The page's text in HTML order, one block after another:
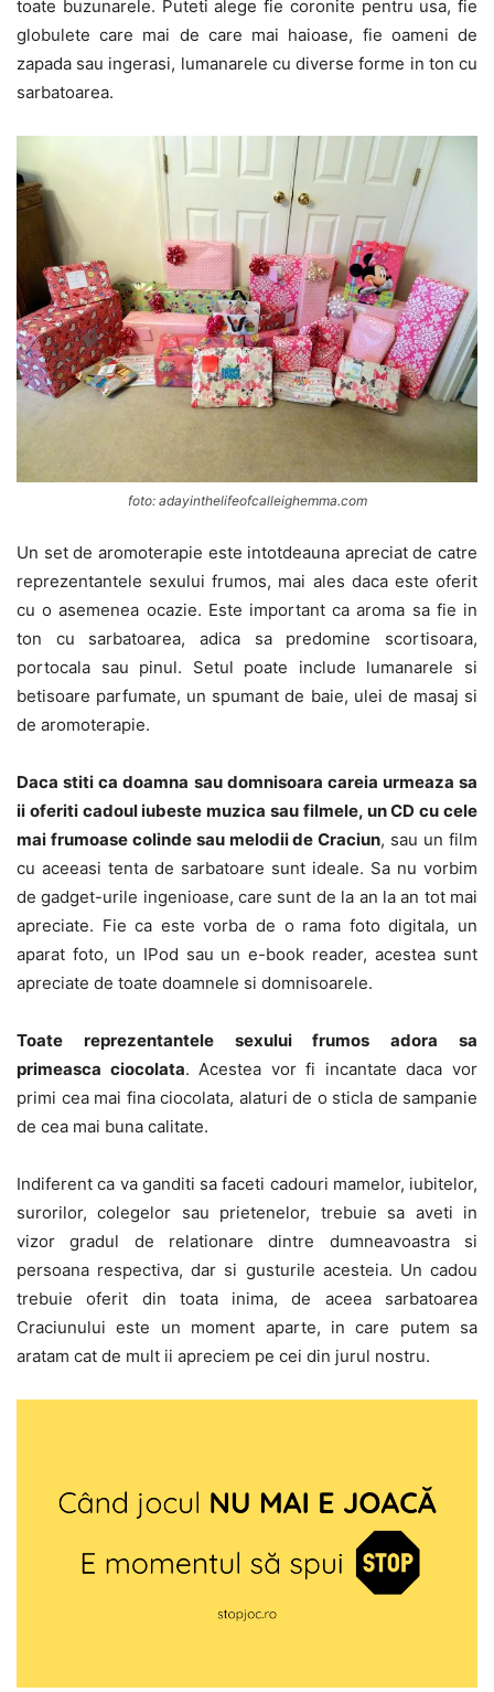
toate buzunarele. Puteti alege fie coronite pentru usa, fie
globulete care mai de care mai haioase, fie oameni de
zapada sau ingerasi, lumanarele cu diverse forme in ton cu
sarbatoarea.
foto: adayinthelifeofcalleighemma.com
Un set de aromoterapie este intotdeauna apreciat de catre
reprezentantele sexului frumos, mai ales daca este oferit
cu o asemenea ocazie. Este important ca aroma sa fie in
ton cu sarbatoarea, adica sa predomine scortisoara,
portocala sau pinul. Setul poate include lumanarele si
betisoare parfumate, un spumant de baie, ulei de masaj si
de aromoterapie.
Daca stiti ca doamna sau domnisoara careia urmeaza sa
ii oferiti cadoul iubeste muzica sau filmele, un CD cu cele
mai frumoase colinde sau melodii de Craciun, sau un film
cu aceeasi tenta de sarbatoare sunt ideale. Sa nu vorbim
de gadget-urile ingenioase, care sunt de la an la an tot mai
apreciate. Fie ca este vorba de o rama foto digitala, un
aparat foto, un IPod sau un e-book reader, acestea sunt
apreciate de toate doamnele si domnisoarele.
Toate reprezentantele sexului frumos adora sa
primeasca ciocolata. Acestea vor fi incantate daca vor
primi cea mai fina ciocolata, alaturi de o sticla de sampanie
de cea mai buna calitate.
Indiferent ca va ganditi sa faceti cadouri mamelor, iubitelor,
surorilor, colegelor sau prietenelor, trebuie sa aveti in
vizor gradul de relationare dintre dumneavoastra si
persoana respectiva, dar si gusturile acesteia. Un cadou
trebuie oferit din toata inima, de aceea sarbatoarea
Craciunului este un moment aparte, in care putem sa
aratam cat de mult ii apreciem pe cei din jurul nostru.